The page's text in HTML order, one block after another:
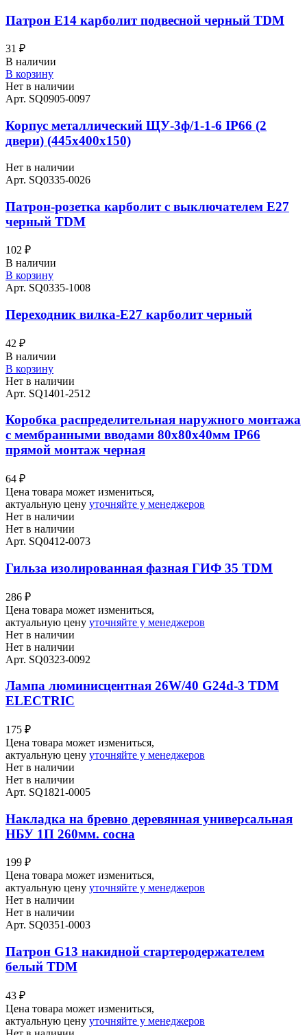
Патрон Е14 карболит подвесной черный TDM
31 ₽
В наличии
В корзину
Нет в наличии
Арт. SQ0905-0097
Корпус металлический ЩУ-3ф/1-1-6 IP66 (2
двери) (445х400х150)
Нет в наличии
Арт. SQ0335-0026
Патрон-розетка карболит с выключателем E27
черный TDM
102 ₽
В наличии
В корзину
Арт. SQ0335-1008
Переходник вилка-Е27 карболит черный
42 ₽
В наличии
В корзину
Нет в наличии
Арт. SQ1401-2512
Коробка распределительная наружного монтажа
с мембранными вводами 80х80х40мм IP66
прямой монтаж черная
64 ₽
Цена товара может измениться,
актуальную цену уточняйте у менеджеров
Нет в наличии
Нет в наличии
Арт. SQ0412-0073
Гильза изолированная фазная ГИФ 35 TDM
286 ₽
Цена товара может измениться,
актуальную цену уточняйте у менеджеров
Нет в наличии
Нет в наличии
Арт. SQ0323-0092
Лампа люминисцентная 26W/40 G24d-3 TDM
ELECTRIC
175 ₽
Цена товара может измениться,
актуальную цену уточняйте у менеджеров
Нет в наличии
Нет в наличии
Арт. SQ1821-0005
Накладка на бревно деревянная универсальная
НБУ 1П 260мм. сосна
199 ₽
Цена товара может измениться,
актуальную цену уточняйте у менеджеров
Нет в наличии
Нет в наличии
Арт. SQ0351-0003
Патрон G13 накидной стартеродержателем
белый TDM
43 ₽
Цена товара может измениться,
актуальную цену уточняйте у менеджеров